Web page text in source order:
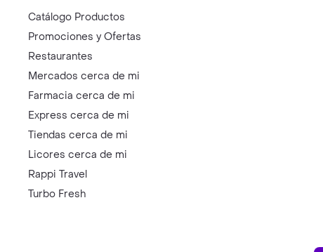
Catálogo Productos
Promociones y Ofertas
Restaurantes
Mercados cerca de mi
Farmacia cerca de mi
Express cerca de mi
Tiendas cerca de mi
Licores cerca de mi
Rappi Travel
Turbo Fresh